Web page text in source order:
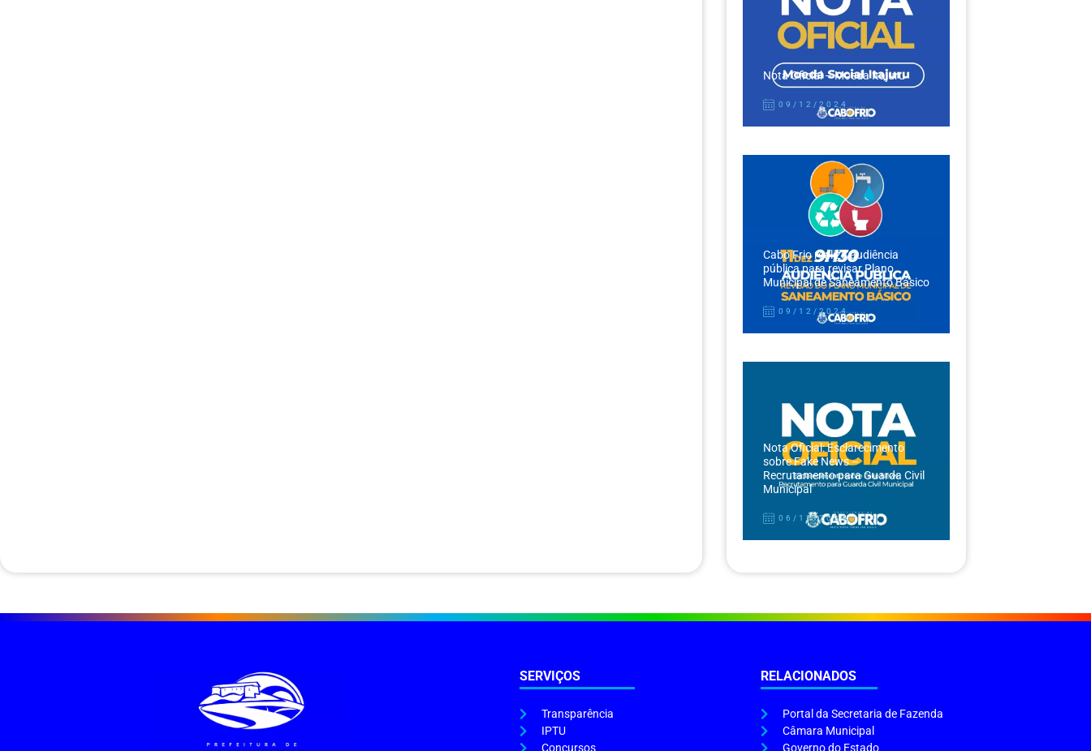
Nota Oficial – Moeda Itajuru
09/12/2024
Cabo Frio realiza audiência
pública para revisar Plano
Municipal de Saneamento Básico
09/12/2024
Nota Oficial: Esclarecimento
sobre Fake News –
Recrutamento para Guarda Civil
Municipal
06/12/2024
SERVIÇOS
Transparência
IPTU
Concursos
RELACIONADOS
Portal da Secretaria de Fazenda
Câmara Municipal
Governo do Estado